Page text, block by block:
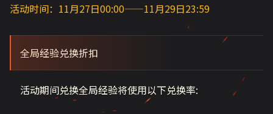
活动时间：11月27日00:00——11月29日23:59
全局经验兑换折扣
活动期间兑换全局经验将使用以下兑换率: